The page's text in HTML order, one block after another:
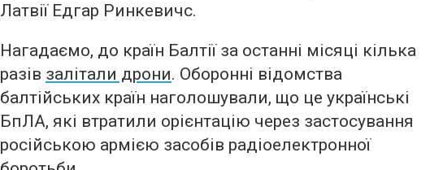
Латвії Едгар Ринкевичс.
Нагадаємо, до країн Балтії за останні місяці кілька
разів залітали дрони. Оборонні відомства
балтійських країн наголошували, що це українські
БпЛА, які втратили орієнтацію через застосування
російською армією засобів радіоелектронної